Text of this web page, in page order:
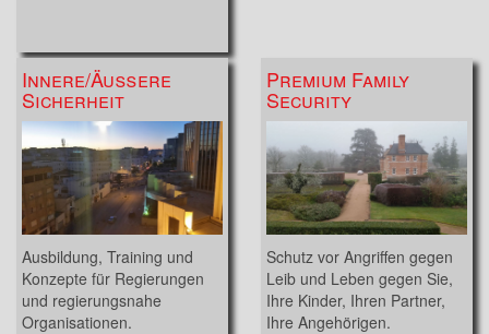
Innere/Äußere
Sicherheit
Ausbildung, Training und
Konzepte für Regierungen
und regierungsnahe
Organisationen.
Premium Family
Security
Schutz vor Angriffen gegen
Leib und Leben gegen Sie,
Ihre Kinder, Ihren Partner,
Ihre Angehörigen.